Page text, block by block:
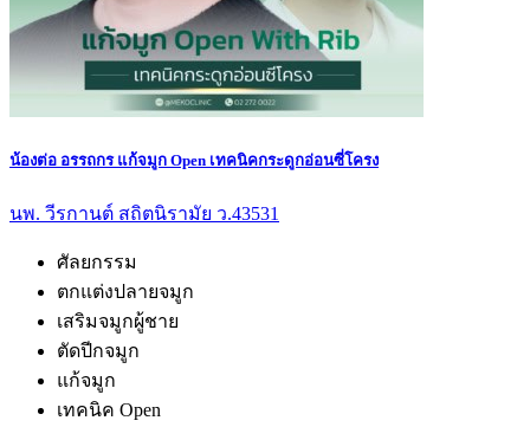
น้องต่อ อรรถกร แก้จมูก Open เทคนิคกระดูกอ่อนซี่โครง
นพ. วีรกานต์ สถิตนิรามัย ว.43531
ศัลยกรรม
ตกแต่งปลายจมูก
เสริมจมูกผู้ชาย
ตัดปีกจมูก
แก้จมูก
เทคนิค Open